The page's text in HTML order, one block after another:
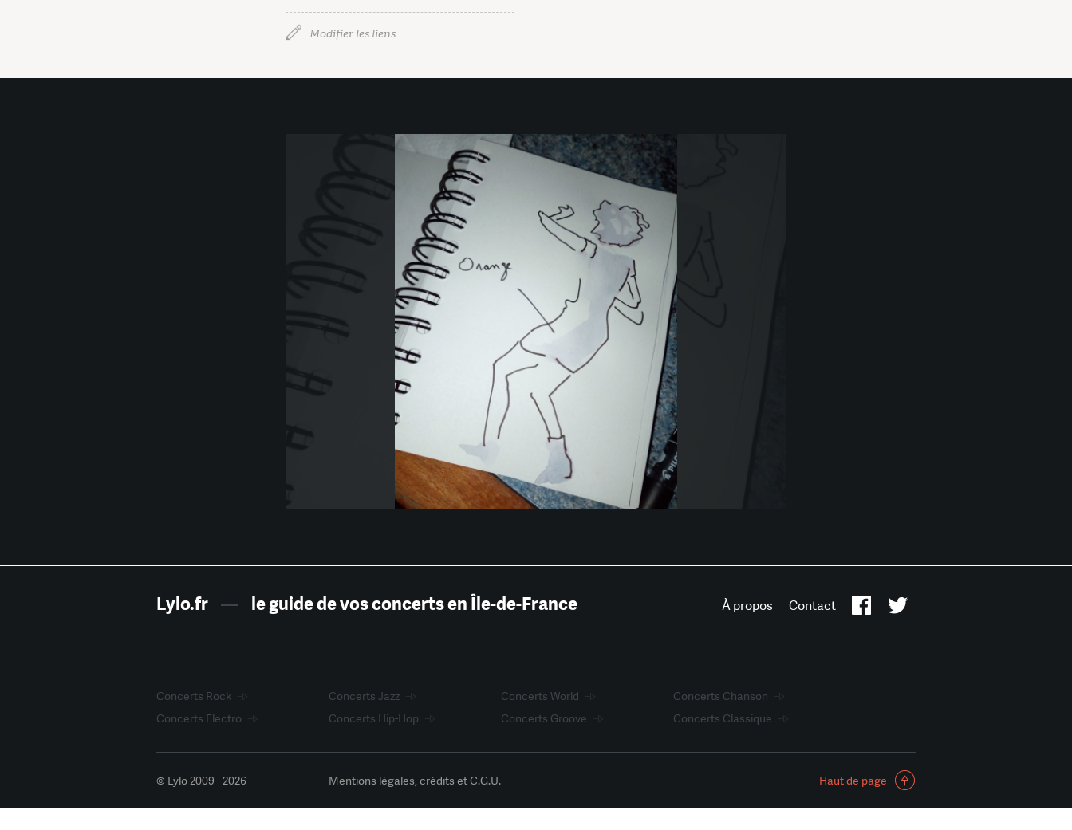
Modifier les liens
Lylo.fr — le guide de vos concerts en Île-de-France À propos Contact
Concerts Rock Concerts Jazz Concerts World
Concerts Chanson
Concerts Electro
Concerts Hip-Hop Concerts Groove Concerts Classique
© Lylo 2009 - 2026 Mentions légales, crédits et C.G.U. Haut de page